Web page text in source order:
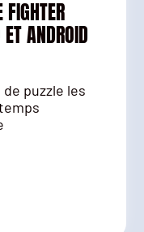
FIGHTER
ANDROID
puzzle les